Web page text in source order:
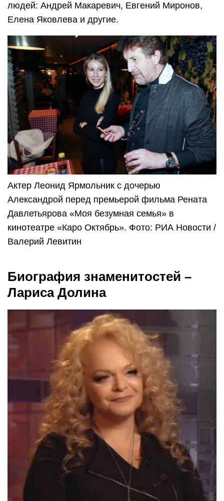
людей: Андрей Макаревич, Евгений Миронов,
Елена Яковлева и другие.
Актер Леонид Ярмольник с дочерью
Александрой перед премьерой фильма Рената
Давлетьярова «Моя безумная семья» в
кинотеатре «Каро Октябрь». Фото: РИА Новости /
Валерий Левитин
Биография знаменитостей –
Лариса Долина